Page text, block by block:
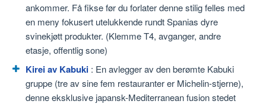
ankommer. Få fikse før du forlater denne stilig felles med
en meny fokusert utelukkende rundt Spanias dyre
svinekjøtt produkter. (Klemme T4, avganger, andre
etasje, offentlig sone)
Kirei av Kabuki : En avlegger av den berømte Kabuki
gruppe (tre av sine fem restauranter er Michelin-stjerne),
denne eksklusive japansk-Mediterranean fusion stedet